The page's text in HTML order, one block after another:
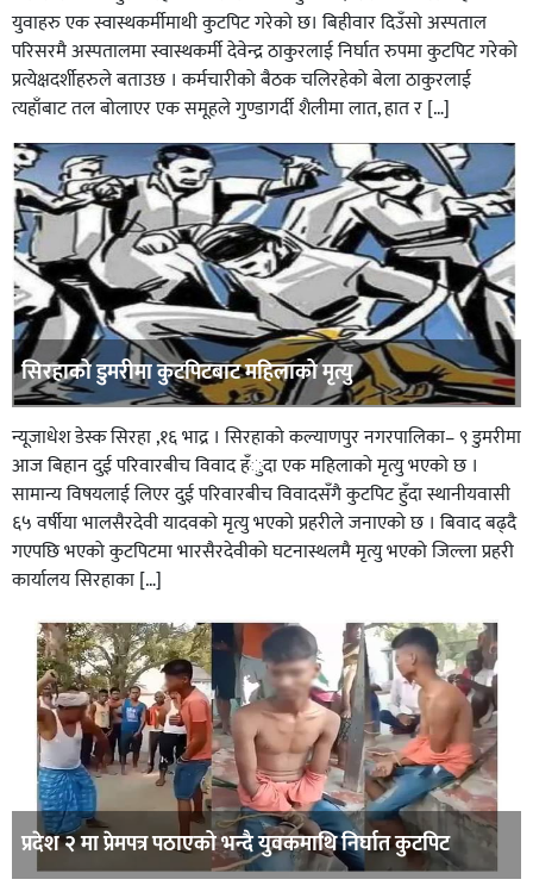
युवाहरु एक स्वास्थकर्मीमाथी कुटपिट गरेको छ। बिहीवार दिउँसो अस्पताल
परिसरमै अस्पतालमा स्वास्थकर्मी देवेन्द्र ठाकुरलाई निर्घात रुपमा कुटपिट गरेको
प्रत्येक्षदर्शीहरुले बताउछ । कर्मचारीको बैठक चलिरहेको बेला ठाकुरलाई
त्यहाँबाट तल बोलाएर एक समूहले गुण्डागर्दी शैलीमा लात, हात र […]
सिरहाको डुमरीमा कुटपिटबाट महिलाको मृत्यु
न्यूजाधेश डेस्क सिरहा ,१६ भाद्र । सिरहाको कल्याणपुर नगरपालिका– ९ डुमरीमा
आज बिहान दुई परिवारबीच विवाद हँुदा एक महिलाको मृत्यु भएको छ ।
सामान्य विषयलाई लिएर दुई परिवारबीच विवादसँगै कुटपिट हुँदा स्थानीयवासी
६५ वर्षीया भालसैरदेवी यादवको मृत्यु भएको प्रहरीले जनाएको छ । बिवाद बढ्दै
गएपछि भएको कुटपिटमा भारसैरदेवीको घटनास्थलमै मृत्यु भएको जिल्ला प्रहरी
कार्यालय सिरहाका […]
प्रदेश २ मा प्रेमपत्र पठाएको भन्दै युवकमाथि निर्घात कुटपिट